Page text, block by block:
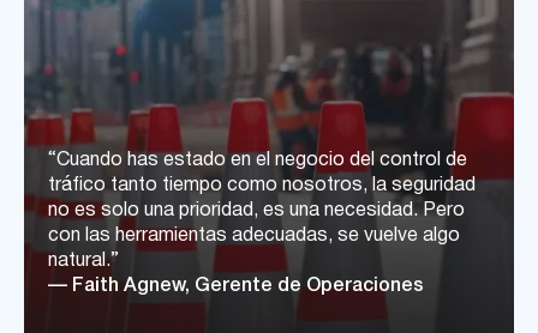
“Cuando has estado en el negocio del control de
tráfico tanto tiempo como nosotros, la seguridad
no es solo una prioridad, es una necesidad. Pero
con las herramientas adecuadas, se vuelve algo
natural.”
— Faith Agnew, Gerente de Operaciones